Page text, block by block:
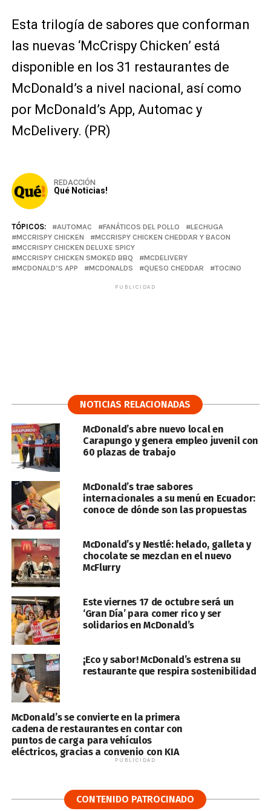
Esta trilogía de sabores que conforman
las nuevas ‘McCrispy Chicken’ está
disponible en los 31 restaurantes de
McDonald’s a nivel nacional, así como
por McDonald’s App, Automac y
McDelivery. (PR)
REDACCIÓN
Qué Noticias!
TÓPICOS: AUTOMAC FANÁTICOS DEL POLLO
LECHUGA
MCCRISPY CHICKEN
MCCRISPY CHICKEN CHEDDAR Y BACON
MCCRISPY CHICKEN DELUXE SPICY
MCCRISPY CHICKEN SMOKED BBQ
MCDELIVERY
MCDONALD’S APP
MCDONALDS QUESO CHEDDAR TOCINO
PUBLICIDAD
NOTICIAS RELACIONADAS
McDonald’s abre nuevo local en
Carapungo y genera empleo juvenil con
60 plazas de trabajo
McDonald’s trae sabores
internacionales a su menú en Ecuador:
conoce de dónde son las propuestas
McDonald’s y Nestlé: helado, galleta y
chocolate se mezclan en el nuevo
McFlurry
Este viernes 17 de octubre será un
‘Gran Día’ para comer rico y ser
solidarios en McDonald’s
¡Eco y sabor! McDonald’s estrena su
restaurante que respira sostenibilidad
McDonald’s se convierte en la primera
cadena de restaurantes en contar con
puntos de carga para vehículos
eléctricos, gracias a convenio con KIA
PUBLICIDAD
CONTENIDO PATROCINADO